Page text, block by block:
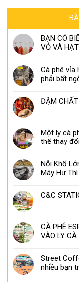
BẠN CÓ
VỎ VÀ
Cà phê vỉa
phải bất
ĐẬM
Một ly cà
thể thay
Nỗi Khổ
Máy Hư Thì
C&C
CÀ PHÊ
VÀO LY CÀ
Street
nhiều bạn